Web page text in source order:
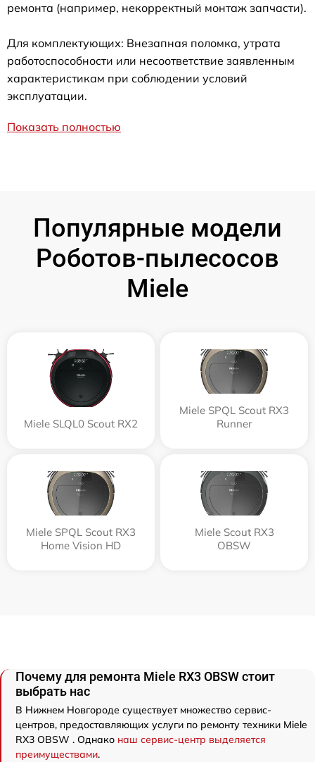
ремонта (например, некорректный монтаж запчасти).
Для комплектующих: Внезапная поломка, утрата
работоспособности или несоответствие заявленным
характеристикам при соблюдении условий
эксплуатации.
Показать полностью
Популярные модели
Роботов-пылесосов
Miele
Miele SLQL0 Scout RX2
Miele SPQL Scout RX3
Runner
Miele SPQL Scout RX3
Home Vision HD
Miele Scout RX3
OBSW
Почему для ремонта Miele RX3 OBSW стоит
выбрать нас
В Нижнем Новгороде существует множество сервис-
центров, предоставляющих услуги по ремонту техники Miele
RX3 OBSW . Однако наш сервис-центр выделяется
преимуществами.